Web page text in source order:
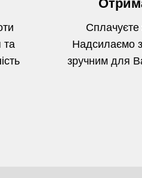
та
Надсилаємо
зручним для